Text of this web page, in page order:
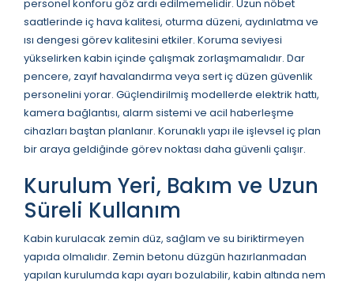
personel konforu göz ardı edilmemelidir. Uzun nöbet
saatlerinde iç hava kalitesi, oturma düzeni, aydınlatma ve
ısı dengesi görev kalitesini etkiler. Koruma seviyesi
yükselirken kabin içinde çalışmak zorlaşmamalıdır. Dar
pencere, zayıf havalandırma veya sert iç düzen güvenlik
personelini yorar. Güçlendirilmiş modellerde elektrik hattı,
kamera bağlantısı, alarm sistemi ve acil haberleşme
cihazları baştan planlanır. Korunaklı yapı ile işlevsel iç plan
bir araya geldiğinde görev noktası daha güvenli çalışır.
Kurulum Yeri, Bakım ve Uzun
Süreli Kullanım
Kabin kurulacak zemin düz, sağlam ve su biriktirmeyen
yapıda olmalıdır. Zemin betonu düzgün hazırlanmadan
yapılan kurulumda kapı ayarı bozulabilir, kabin altında nem